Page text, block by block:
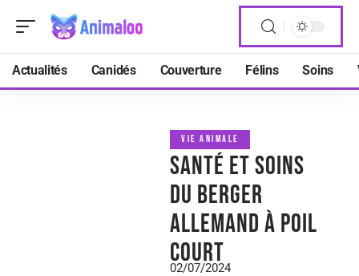
Actualités Canidés Couverture Félins Soins
VIE ANIMALE
Santé et soins
du berger
allemand à poil
court
02/07/2024